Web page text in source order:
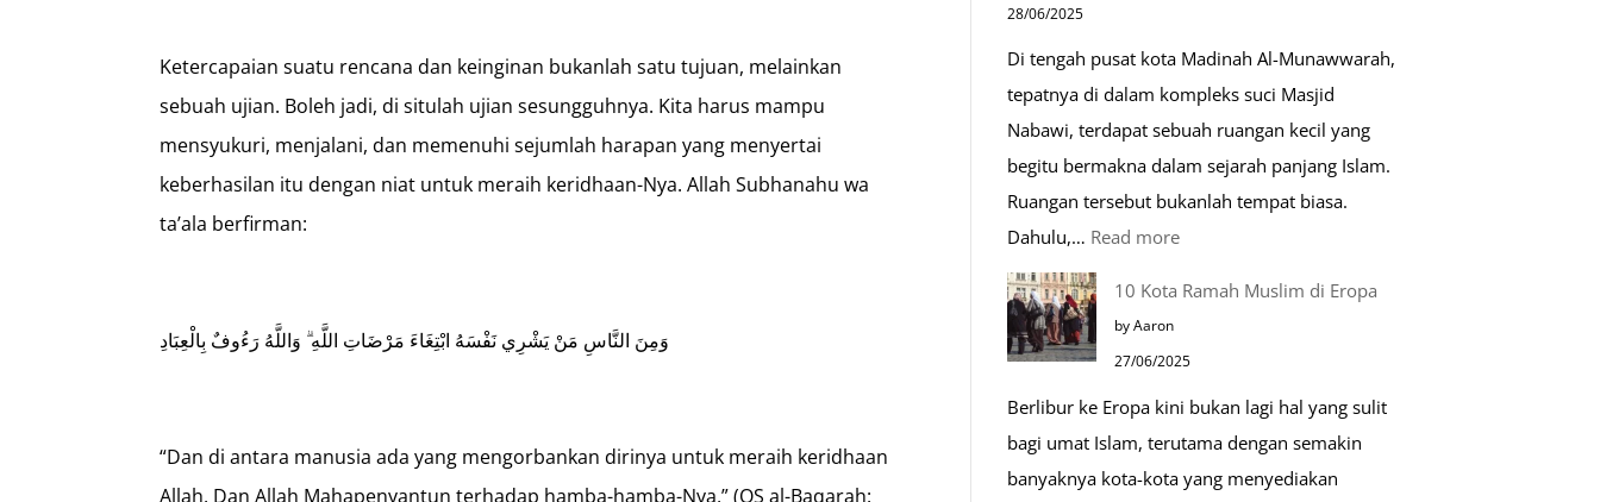
Ketercapaian suatu rencana dan keinginan bukanlah satu tujuan, melainkan
sebuah ujian. Boleh jadi, di situlah ujian sesungguhnya. Kita harus mampu
mensyukuri, menjalani, dan memenuhi sejumlah harapan yang menyertai
keberhasilan itu dengan niat untuk meraih keridhaan-Nya. Allah Subhanahu wa
ta’ala berfirman:
وَمِنَ النَّاسِ مَنْ يَشْرِي نَفْسَهُ ابْتِغَاءَ مَرْضَاتِ اللَّهِ ۗ وَاللَّهُ رَءُوفٌ بِالْعِبَادِ
“Dan di antara manusia ada yang mengorbankan dirinya untuk meraih keridhaan
Allah. Dan Allah Mahapenyantun terhadap hamba-hamba-Nya,” (QS al-Baqarah:
hari
28/06/2025
Di tengah pusat kota Madinah Al-Munawwarah,
tepatnya di dalam kompleks suci Masjid
Nabawi, terdapat sebuah ruangan kecil yang
begitu bermakna dalam sejarah panjang Islam.
Ruangan tersebut bukanlah tempat biasa.
Dahulu,… Read more:
Masjid
Nabawi
10 Kota Ramah Muslim di Eropa
by Aaron
27/06/2025
Berlibur ke Eropa kini bukan lagi hal yang sulit
bagi umat Islam, terutama dengan semakin
banyaknya kota-kota yang menyediakan